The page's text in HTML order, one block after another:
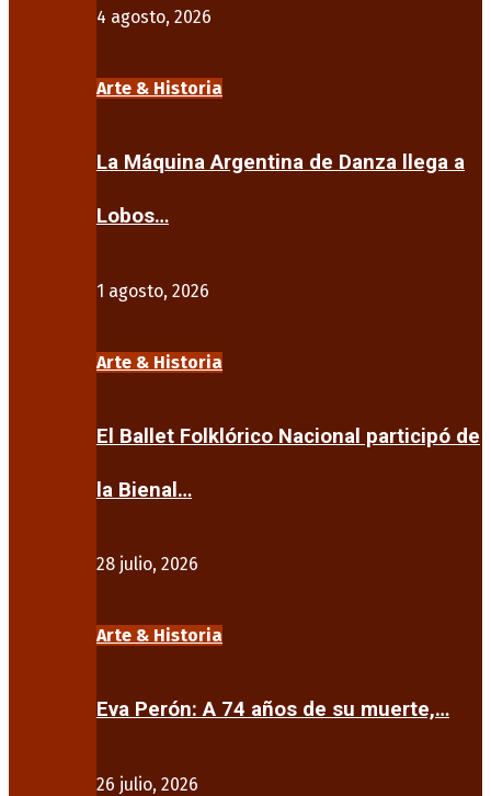
4 agosto, 2026
Arte & Historia
La Máquina Argentina de Danza llega a
Lobos…
1 agosto, 2026
Arte & Historia
El Ballet Folklórico Nacional participó de
la Bienal…
28 julio, 2026
Arte & Historia
Eva Perón: A 74 años de su muerte,…
26 julio, 2026